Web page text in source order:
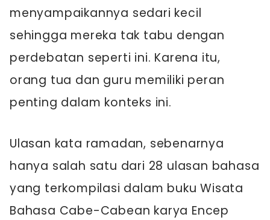
menyampaikannya sedari kecil
sehingga mereka tak tabu dengan
perdebatan seperti ini. Karena itu,
orang tua dan guru memiliki peran
penting dalam konteks ini.
Ulasan kata ramadan, sebenarnya
hanya salah satu dari 28 ulasan bahasa
yang terkompilasi dalam buku Wisata
Bahasa Cabe-Cabean karya Encep